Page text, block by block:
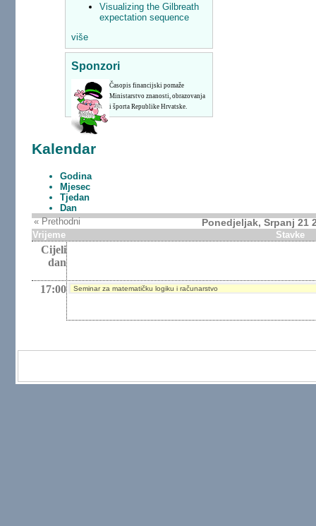
Visualizing the Gilbreath
expectation sequence
više
Sponzori
Časopis financijski pomaže
Ministarstvo znanosti, obrazovanja
i športa Republike Hrvatske.
Kalendar
Godina
Mjesec
Tjedan
Dan
« Prethodni
Ponedjeljak, Srpanj 21
Vrijeme Stavke
Cijeli
dan
17:00 Seminar za matematičku logiku i računarstvo